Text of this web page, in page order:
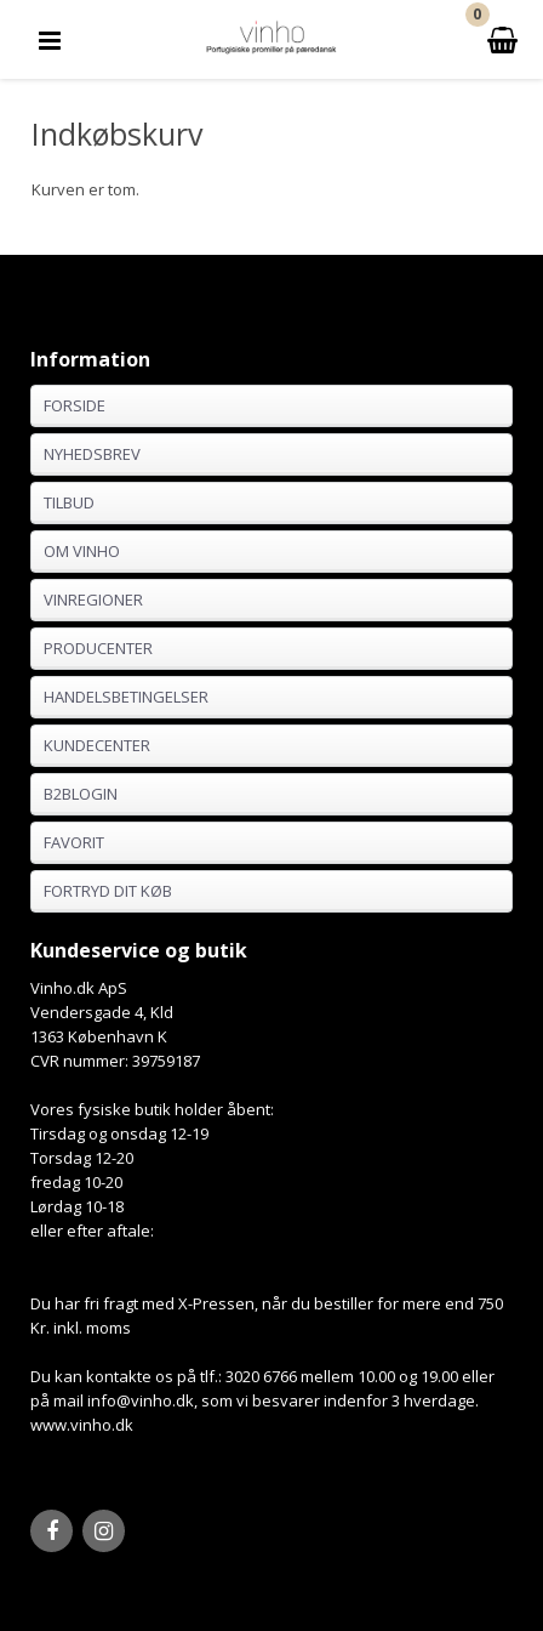
0
Indkøbskurv
Kurven er tom.
Information
FORSIDE
NYHEDSBREV
TILBUD
OM VINHO
VINREGIONER
PRODUCENTER
HANDELSBETINGELSER
KUNDECENTER
B2BLOGIN
FAVORIT
FORTRYD DIT KØB
Kundeservice og butik
Vinho.dk ApS
Vendersgade 4, Kld
1363 København K
CVR nummer: 39759187
Vores fysiske butik holder åbent:
Tirsdag og onsdag 12-19
Torsdag 12-20
fredag 10-20
Lørdag 10-18
eller efter aftale:
Du har fri fragt med X-Pressen, når du bestiller for mere end 750
Kr. inkl. moms
Du kan kontakte os på tlf.: 3020 6766 mellem 10.00 og 19.00 eller
på mailinfo@vinho.dk, som vi besvarer indenfor 3 hverdage.
www.vinho.dk